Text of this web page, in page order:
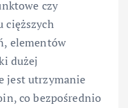
czy
cięższych
elementów
dużej
jest utrzymanie
co bezpośrednio